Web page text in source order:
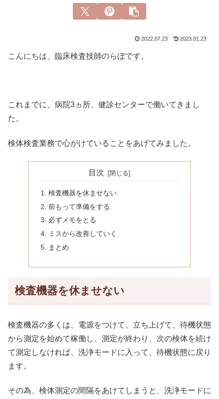
2022.07.23 2023.01.23
こんにちは、臨床検査技師のらぼです。
これまでに、病院3ヵ所、健診センターで働いてきまし
た。
検体検査業務で心がけていることをあげてみました。
目次
検査機器を休ませない
前もって準備をする
必ずメモをとる
ミスから改善していく
まとめ
検査機器を休ませない
検査機器の多くは、電源をつけて、立ち上げて、待機状態
から測定を始めて稼働し、測定が終わり、次の検体を続け
て測定しなければ、洗浄モードに入って、待機状態に戻り
ます。
その為、検体測定の間隔をあけてしまうと、洗浄モードに